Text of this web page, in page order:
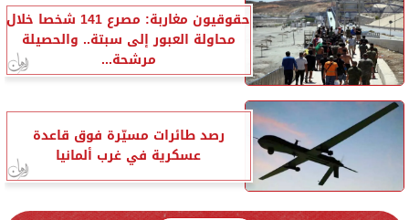
حقوقيون مغاربة: مصرع 141 شخصا خلال
محاولة العبور إلى سبتة.. والحصيلة
مرشحة...
رصد طائرات مسيّرة فوق قاعدة
عسكرية في غرب ألمانيا